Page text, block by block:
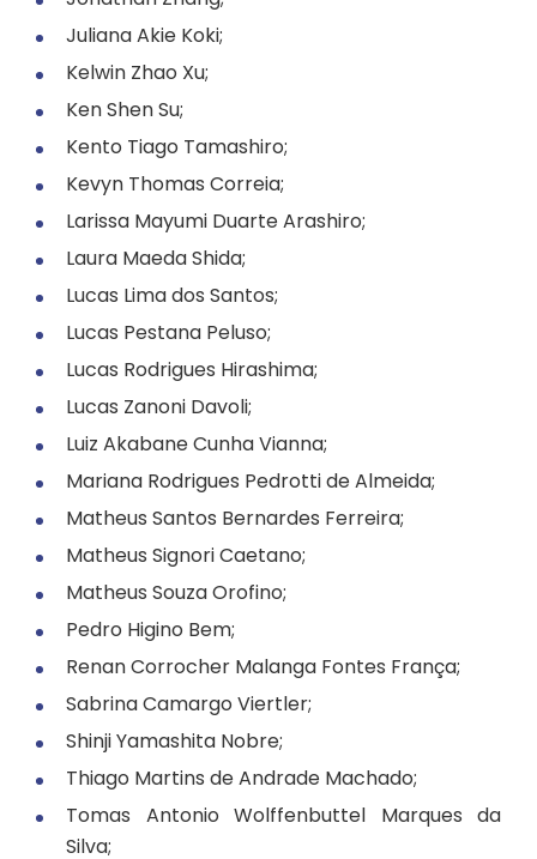
Juliana Akie Koki;
Kelwin Zhao Xu;
Ken Shen Su;
Kento Tiago Tamashiro;
Kevyn Thomas Correia;
Larissa Mayumi Duarte Arashiro;
Laura Maeda Shida;
Lucas Lima dos Santos;
Lucas Pestana Peluso;
Lucas Rodrigues Hirashima;
Lucas Zanoni Davoli;
Luiz Akabane Cunha Vianna;
Mariana Rodrigues Pedrotti de Almeida;
Matheus Santos Bernardes Ferreira;
Matheus Signori Caetano;
Matheus Souza Orofino;
Pedro Higino Bem;
Renan Corrocher Malanga Fontes França;
Sabrina Camargo Viertler;
Shinji Yamashita Nobre;
Thiago Martins de Andrade Machado;
Tomas Antonio Wolffenbuttel Marques da
Silva;